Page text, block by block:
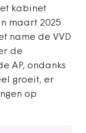
kabinet
maart 2025
name de VVD
de
AP, ondanks
groeit, er
op